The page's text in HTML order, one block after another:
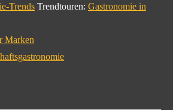
Trends Trendtouren: Gastronomie in
Marken